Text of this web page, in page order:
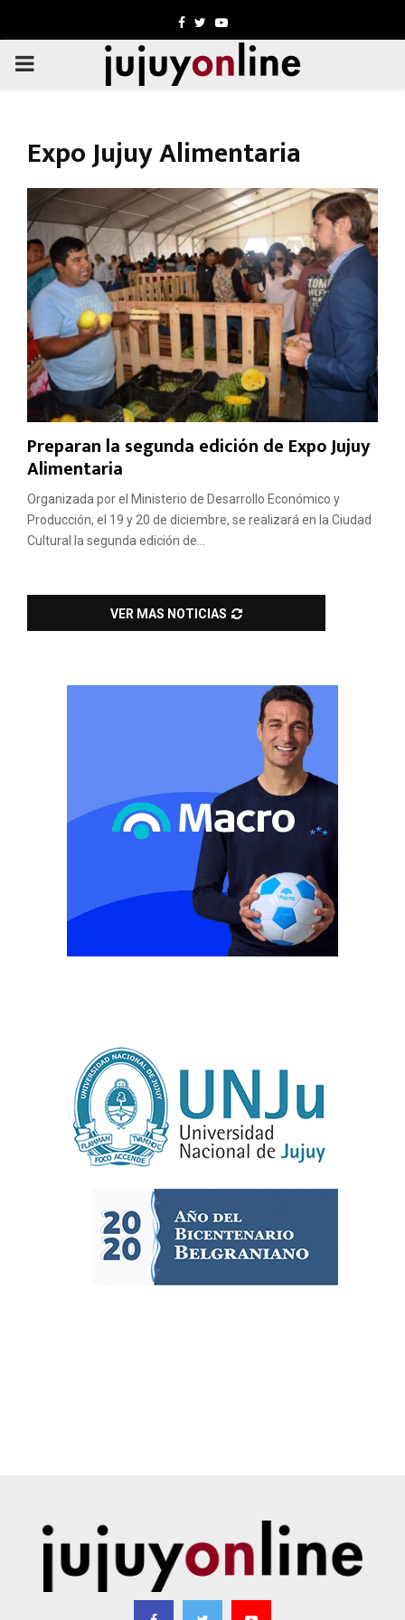
Facebook
TwitterYoutube
PRIMARY
Expo Jujuy Alimentaria
Preparan la segunda edición de Expo Jujuy
Alimentaria
Organizada por el Ministerio de Desarrollo Económico y
Producción, el 19 y 20 de diciembre, se realizará en la Ciudad
Cultural la segunda edición de...
VER MAS NOTICIAS